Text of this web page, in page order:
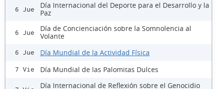
6 Jue
Día Internacional del Deporte para el Desarrollo y la
Paz
6 Jue
Día de Concienciación sobre la Somnolencia al
Volante
6 Jue Día Mundial de la Actividad Física
7 Vie Día Mundial de las Palomitas Dulces
Día Internacional de Reflexión sobre el Genocidio